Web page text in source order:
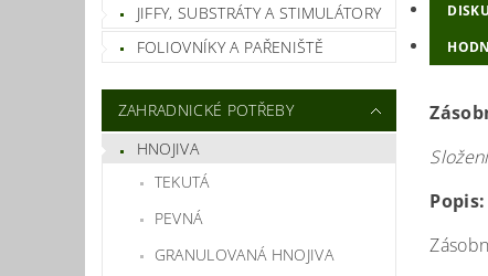
JIFFY, SUBSTRÁTY A STIMULÁTORY
FOLIOVNÍKY A PAŘENIŠTĚ
ZAHRADNICKÉ POTŘEBY
HNOJIVA
TEKUTÁ
PEVNÁ
GRANULOVANÁ HNOJIVA
Popis: